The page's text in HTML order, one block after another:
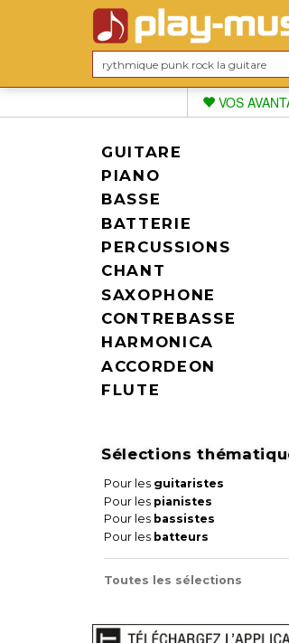
VOS
GUITARE
PIANO
BASSE
BATTERIE
PERCUSSIONS
CHANT
SAXOPHONE
CONTREBASSE
HARMONICA
ACCORDEON
FLUTE
Sélections
Pour les guitaristes
Pour les pianistes
Pour les bassistes
Pour les batteurs
Toutes les sélections